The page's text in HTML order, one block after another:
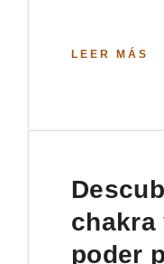
LEER MÁS
chakra
poder